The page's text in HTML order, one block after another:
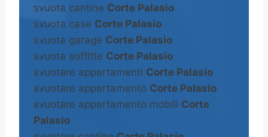
svuota cantine Corte Palasio
svuota case Corte Palasio
svuota garage Corte Palasio
svuota soffitte Corte Palasio
svuotare appartamenti Corte Palasio
svuotare appartamento Corte Palasio
svuotare appartamento mobili Corte
Palasio